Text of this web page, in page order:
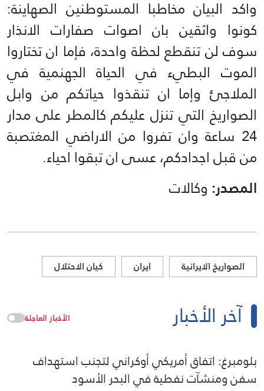
واكد البيان مخاطبا المستوطنين الصهاينة:
كونوا واثقين بان اصوات صفارات الانذار
سوف لن تنقطع لحظة واحدة، فإما ان تختاروا
الموت البطيء في الحياة الجهنمية في
الملاجئ وإما ان تنقذوا حياتكم من وابل
الصواريخ التي تنزل عليكم كالمطر على مدار
24 ساعة وان تفروا من الاراضي المغتصبة
من قبل اجدادكم، عسى ان تبقوا احياء.
المصدر: وكالات
الصواريخ الايرانية ايران كيان الاحتلال
آخر الأخبار الأخبار العاجلة
بلومبرغ: اتفاق أمريكي أوكراني لتجنب استهداف
سفن ومنشآت نفطية في البحر الأسود